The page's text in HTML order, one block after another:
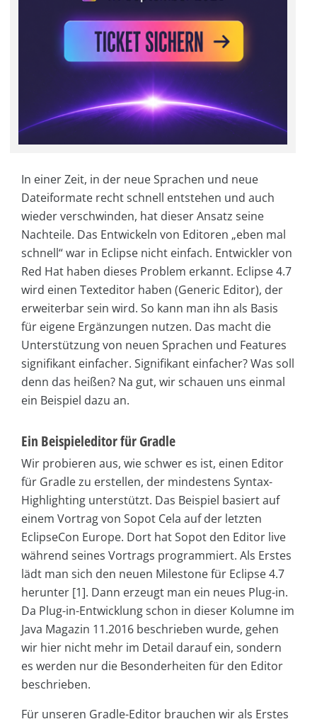
In einer Zeit, in der neue Sprachen und neue
Dateiformate recht schnell entstehen und auch
wieder verschwinden, hat dieser Ansatz seine
Nachteile. Das Entwickeln von Editoren „eben mal
schnell“ war in Eclipse nicht einfach. Entwickler von
Red Hat haben dieses Problem erkannt. Eclipse 4.7
wird einen Texteditor haben (Generic Editor), der
erweiterbar sein wird. So kann man ihn als Basis
für eigene Ergänzungen nutzen. Das macht die
Unterstützung von neuen Sprachen und Features
signifikant einfacher. Signifikant einfacher? Was soll
denn das heißen? Na gut, wir schauen uns einmal
ein Beispiel dazu an.
Ein Beispieleditor für Gradle
Wir probieren aus, wie schwer es ist, einen Editor
für Gradle zu erstellen, der mindestens Syntax-
Highlighting unterstützt. Das Beispiel basiert auf
einem Vortrag von Sopot Cela auf der letzten
EclipseCon Europe. Dort hat Sopot den Editor live
während seines Vortrags programmiert. Als Erstes
lädt man sich den neuen Milestone für Eclipse 4.7
herunter [1]. Dann erzeugt man ein neues Plug-in.
Da Plug-in-Entwicklung schon in dieser Kolumne im
Java Magazin 11.2016 beschrieben wurde, gehen
wir hier nicht mehr im Detail darauf ein, sondern
es werden nur die Besonderheiten für den Editor
beschrieben.
Für unseren Gradle-Editor brauchen wir als Erstes